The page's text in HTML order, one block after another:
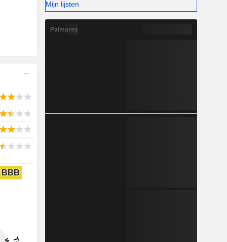
BBB
Mijn lijsten
Palmares